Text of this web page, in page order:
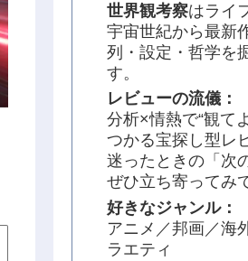
世界観考察はライ
宇宙世紀から最新
列・設定・哲学を
す。
レビューの流儀：
分析×情熱で“観て
つかる宝探し型レ
迷ったときの「次
ぜひ立ち寄ってみ
好きなジャンル：
アニメ／邦画／海
ラエティ